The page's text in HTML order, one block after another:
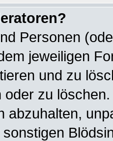
Personen
jeweiligen
und zu
zu
abzuhalten,